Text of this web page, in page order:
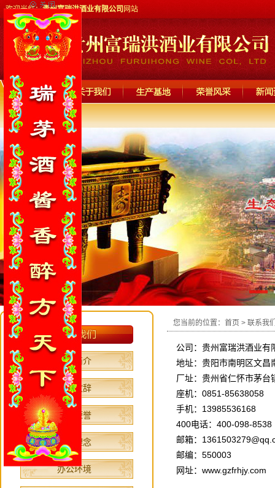
欢迎光临：贵州富瑞洪酒业有限公司 网站
公司简介
领导致辞
资质荣誉
文化理念
办公环境
您当前的位置： 首页 > 联系我
公司：贵州富瑞洪酒业有
地址：贵阳市南明区文昌
厂址：贵州省仁怀市茅台
座机：0851-85638058
手机：13985536168
400电话：400-098-8538
邮箱：
邮编：550003
网址：www.gzfrhjy.com